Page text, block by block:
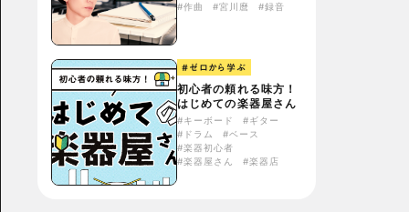
#作曲
#宮川麿 #録音
#ゼロから学ぶ
初心者の頼れる味方！
はじめての楽器屋さん
#キーボード
#ギター
#ドラム
#ベース
#楽器初心者
#楽器屋さん
#楽器店